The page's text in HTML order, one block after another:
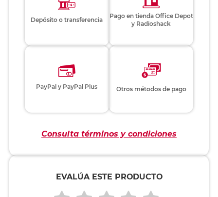
Depósito o transferencia
Pago en tienda Office Depot
y Radioshack
PayPal y PayPal Plus Otros métodos de pago
Consulta términos y condiciones
EVALÚA ESTE PRODUCTO